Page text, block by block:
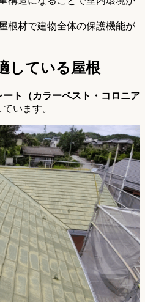
根材で建物全体の保護機能が
している屋根
ート（カラーベスト・コロニア
います。